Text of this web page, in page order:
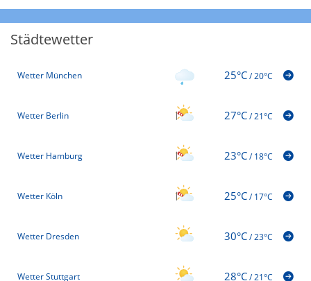
Städtewetter
Wetter München 25°C/20°C
Wetter Berlin 27°C/21°C
Wetter Hamburg 23°C/18°C
Wetter Köln 25°C/17°C
Wetter Dresden 30°C/23°C
Wetter Stuttgart 28°C/21°C